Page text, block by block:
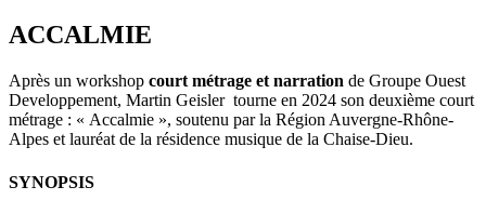
ACCALMIE
Après un workshop court métrage et narration de Groupe Ouest
Developpement, Martin Geisler tourne en 2024 son deuxième court
métrage : « Accalmie », soutenu par la Région Auvergne-Rhône-
Alpes et lauréat de la résidence musique de la Chaise-Dieu.
SYNOPSIS